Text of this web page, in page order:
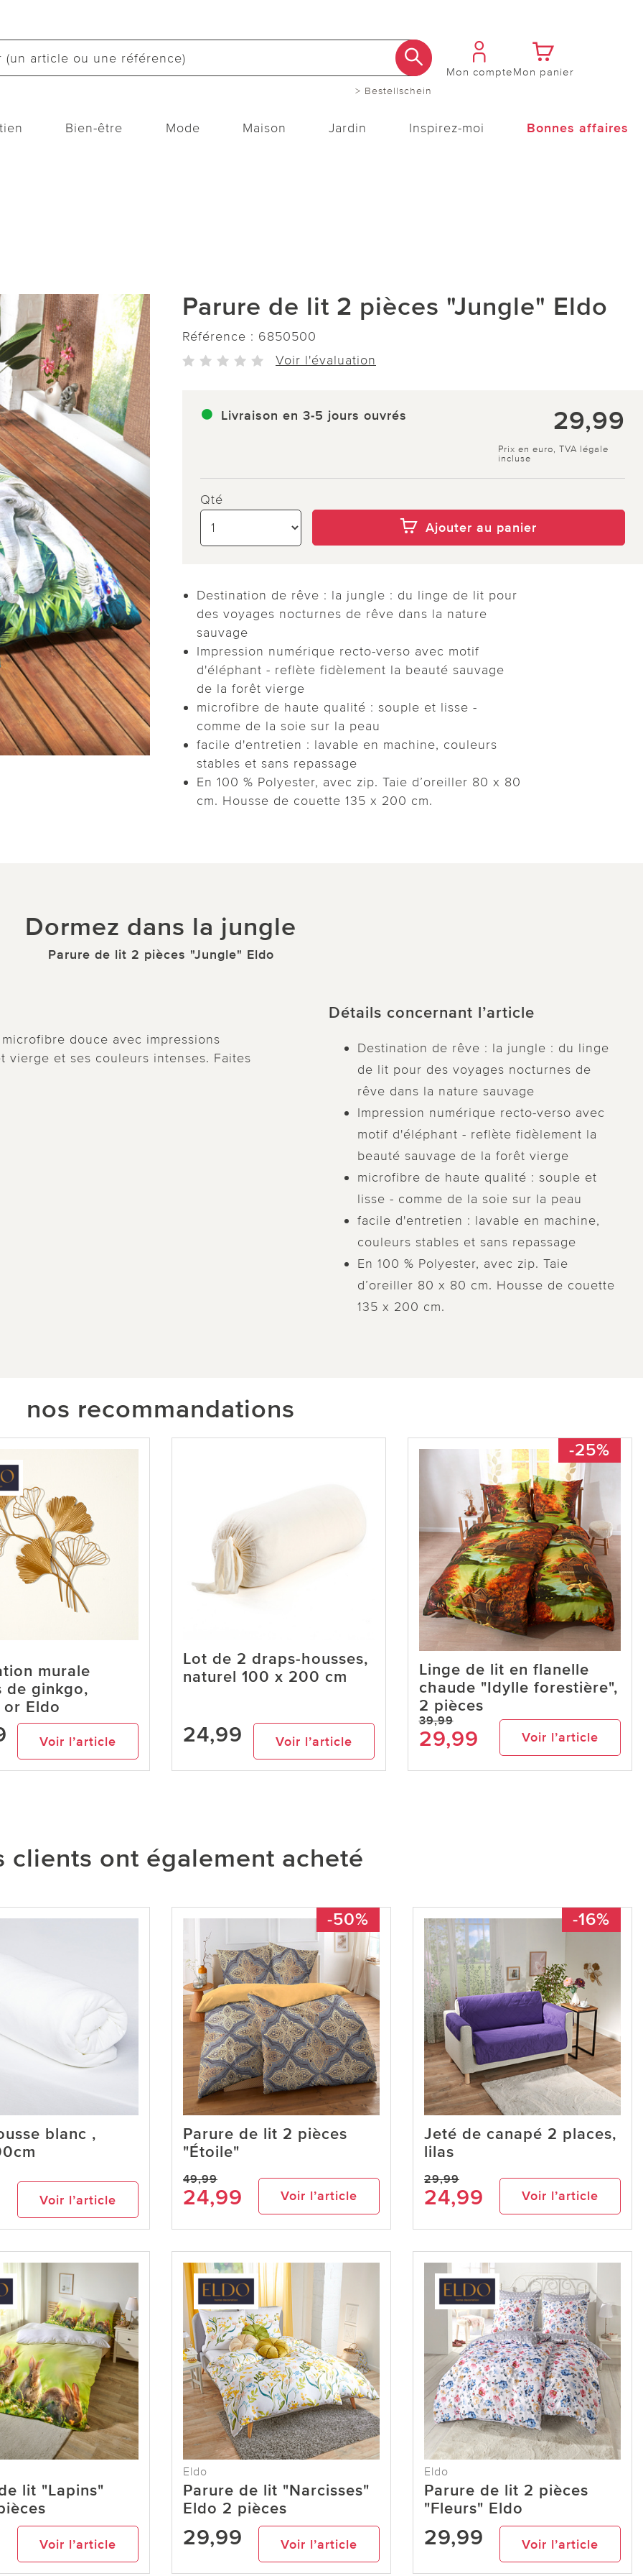
> Bestellschein
Mon compteMon panier
Bien-être Mode Maison Jardin Inspirez-moi Bonnes affaires
Parure de lit 2 pièces "Jungle" Eldo
Référence : 6850500
Voir l'évaluation
Livraison en 3-5 jours ouvrés 29,99
Prix en euro, TVA légale
incluse
Qté
Ajouter au panier
Destination de rêve : la jungle : du linge de lit pour
des voyages nocturnes de rêve dans la nature
sauvage
Impression numérique recto-verso avec motif
d'éléphant - reflète fidèlement la beauté sauvage
de la forêt vierge
microfibre de haute qualité : souple et lisse -
comme de la soie sur la peau
facile d'entretien : lavable en machine, couleurs
stables et sans repassage
En 100 % Polyester, avec zip. Taie d’oreiller 80 x 80
cm. Housse de couette 135 x 200 cm.
Dormez dans la jungle
Parure de lit 2 pièces "Jungle" Eldo
douce avec impressions
vierge et ses couleurs intenses. Faites
Détails concernant l’article
Destination de rêve : la jungle : du linge
de lit pour des voyages nocturnes de
rêve dans la nature sauvage
Impression numérique recto-verso avec
motif d'éléphant - reflète fidèlement la
beauté sauvage de la forêt vierge
microfibre de haute qualité : souple et
lisse - comme de la soie sur la peau
facile d'entretien : lavable en machine,
couleurs stables et sans repassage
En 100 % Polyester, avec zip. Taie
d’oreiller 80 x 80 cm. Housse de couette
135 x 200 cm.
nos recommandations
murale
de ginkgo,
Eldo
Voir l’article
Lot de 2 draps-housses,
naturel 100 x 200 cm
24,99 Voir l’article
-25%
Linge de lit en flanelle
chaude "Idylle forestière",
2 pièces
39,99
29,99 Voir l’article
clients ont également acheté
blanc ,
Voir l’article
-50%
Parure de lit 2 pièces
"Étoile"
49,99
24,99 Voir l’article
-16%
Jeté de canapé 2 places,
lilas
29,99
24,99 Voir l’article
lit "Lapins"
Voir l’article
Eldo
Parure de lit "Narcisses"
Eldo 2 pièces
29,99 Voir l’article
Eldo
Parure de lit 2 pièces
"Fleurs" Eldo
29,99 Voir l’article